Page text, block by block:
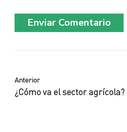
Enviar Comentario
Anterior
¿Cómo va el sector agrícola?